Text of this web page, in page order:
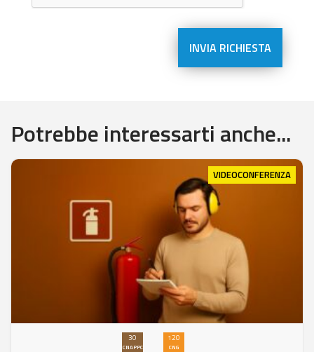
Potrebbe interessarti anche...
VIDEOCONFERENZA
30
CNAPPC
120
CNG